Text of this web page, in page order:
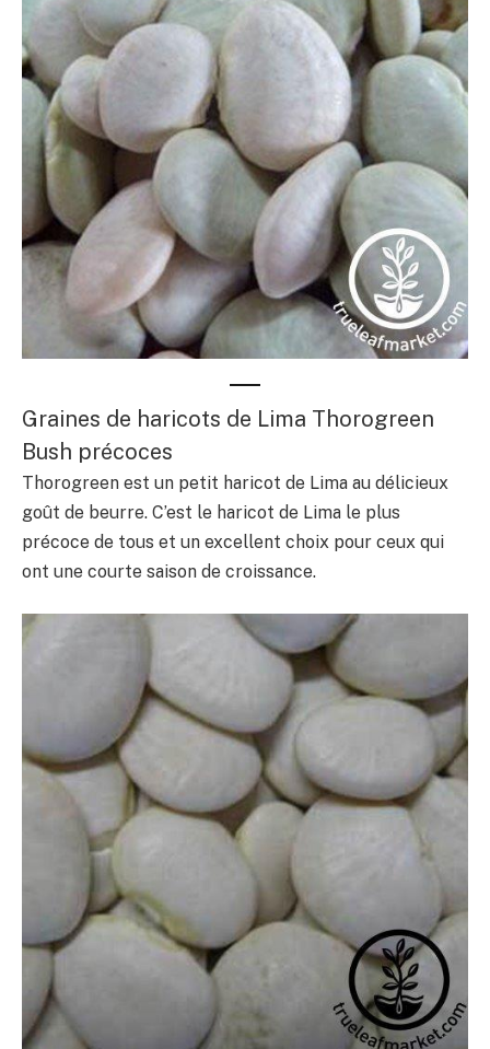
Graines de haricots de Lima Thorogreen
Bush précoces
Thorogreen est un petit haricot de Lima au délicieux
goût de beurre. C’est le haricot de Lima le plus
précoce de tous et un excellent choix pour ceux qui
ont une courte saison de croissance.